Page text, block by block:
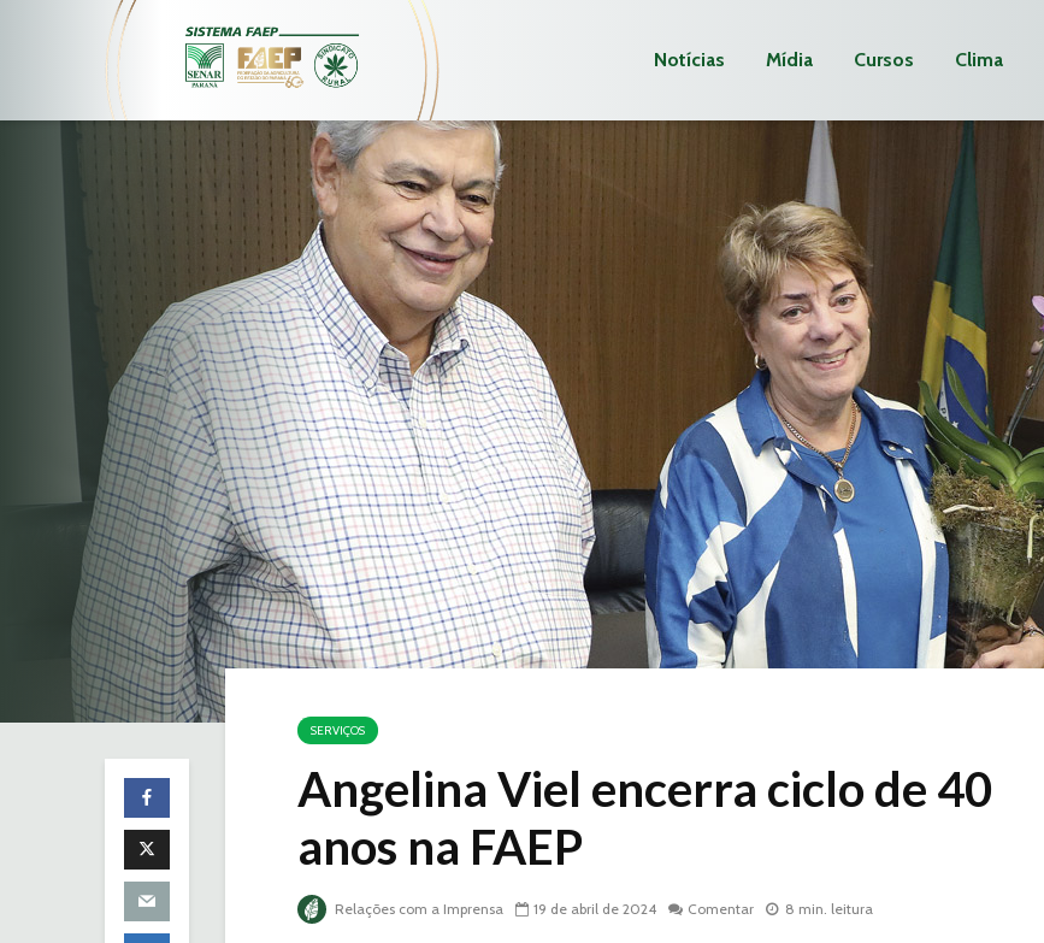
Notícias Mídia Cursos Clima
SERVIÇOS
Angelina Viel encerra ciclo de 40
anos na FAEP
Relações com a Imprensa 19 de abril de 2024 Comentar 8 min. leitura